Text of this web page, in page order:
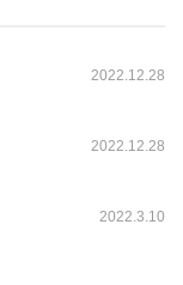
2022.12.28
2022.12.28
2022.3.10